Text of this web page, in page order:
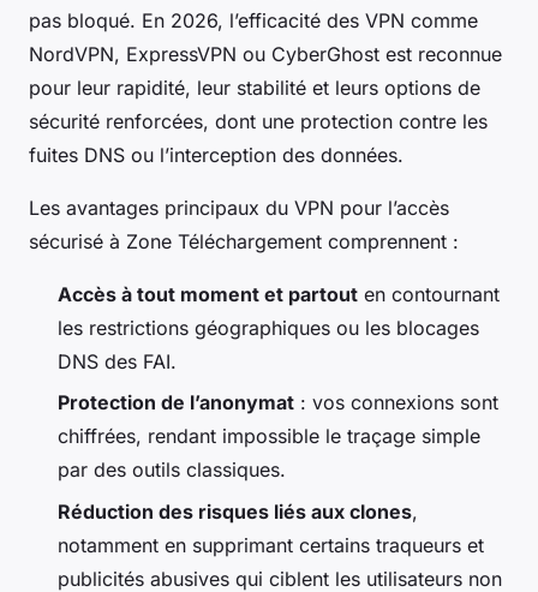
pas bloqué. En 2026, l’efficacité des VPN comme
NordVPN, ExpressVPN ou CyberGhost est reconnue
pour leur rapidité, leur stabilité et leurs options de
sécurité renforcées, dont une protection contre les
fuites DNS ou l’interception des données.
Les avantages principaux du VPN pour l’accès
sécurisé à Zone Téléchargement comprennent :
Accès à tout moment et partout en contournant
les restrictions géographiques ou les blocages
DNS des FAI.
Protection de l’anonymat : vos connexions sont
chiffrées, rendant impossible le traçage simple
par des outils classiques.
Réduction des risques liés aux clones,
notamment en supprimant certains traqueurs et
publicités abusives qui ciblent les utilisateurs non